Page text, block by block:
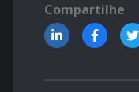
Compartilhe